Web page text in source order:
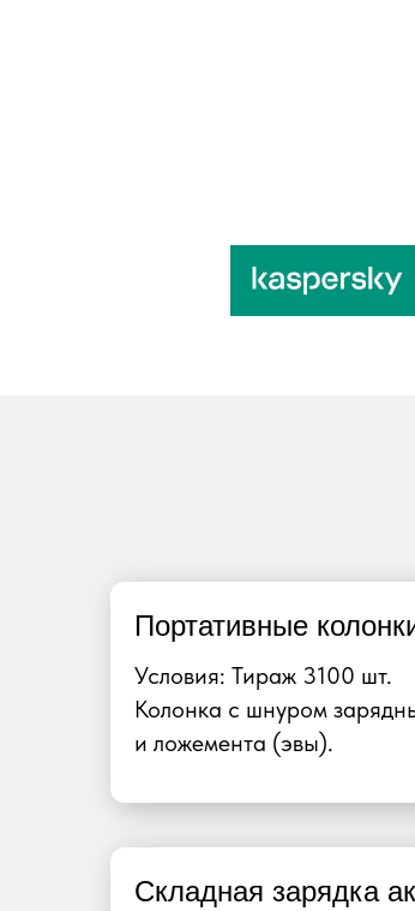
Портативные
Условия: Тираж 3100 шт.
Колонка с шнуром
и ложемента (эвы).
Складная зарядка